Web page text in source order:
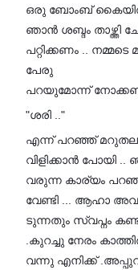
ഒരു ബോംബ് കൈയിൽ
ഞാൻ ശബ്ദം താഴ്ത്തി
പറ്റിക്കണം ..
പേരു
പറയുമോന്ന്
"ശരി .."
എന്ന് പറഞ്ഞ്
വിളിക്കാൻ പോയി
വരുന്ന കാര്യം
വേണ്ടി ... ആഹാ
ടുന്നതും സ്വപ്നം കണ്ട്
.കുറച്ചു നേരം
വന്നു എനിക്ക്